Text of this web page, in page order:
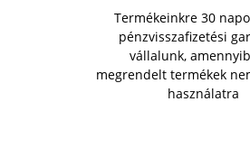
Termékeinkre 30
pénzvisszafizetési
vállalunk,
megrendelt termékek
használatra